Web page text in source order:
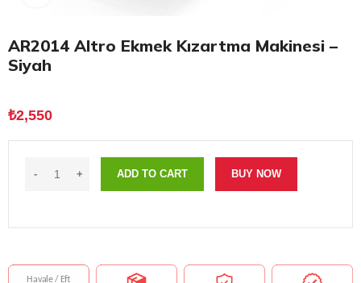
AR2014 Altro Ekmek Kızartma Makinesi –
Siyah
₺2,550
ADD TO CART BUY NOW